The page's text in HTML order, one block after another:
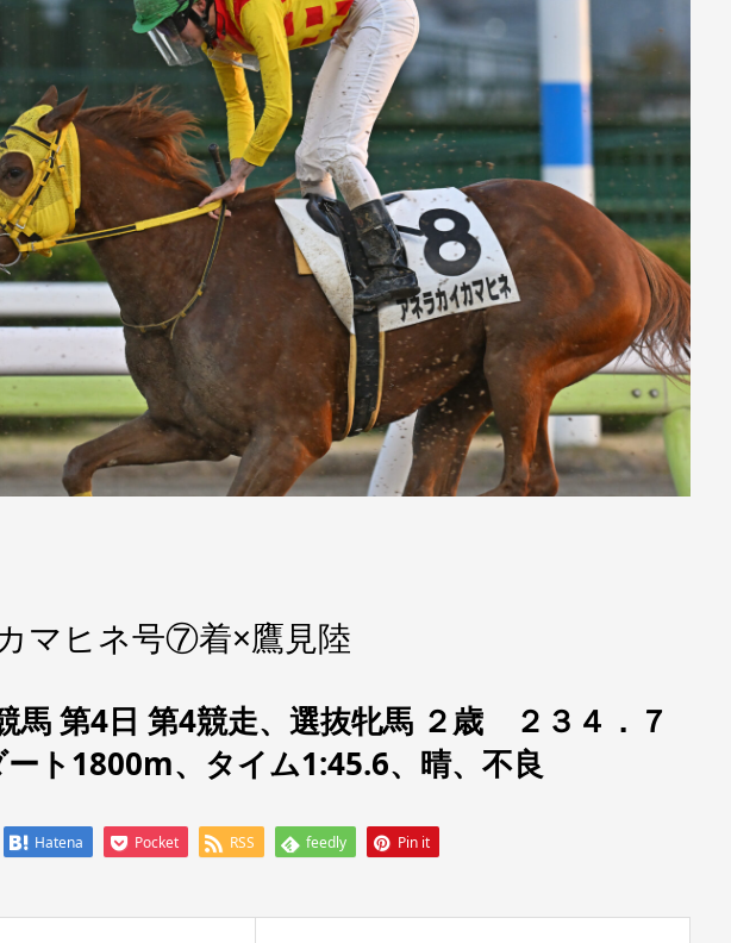
マヒネ号⑦着×鷹見陸
馬 第4日 第4競走、選抜牝馬 ２歳 ２３４．７
ート1800m、タイム1:45.6、晴、不良
Hatena Pocket RSS feedly Pin it